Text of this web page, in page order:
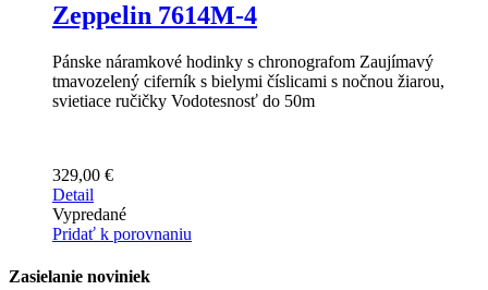
Zeppelin 7614M-4
Pánske náramkové hodinky s chronografom Zaujímavý
tmavozelený ciferník s bielymi číslicami s nočnou žiarou,
svietiace ručičky Vodotesnosť do 50m
329,00 €
Detail
Vypredané
Pridať k porovnaniu
Zasielanie noviniek